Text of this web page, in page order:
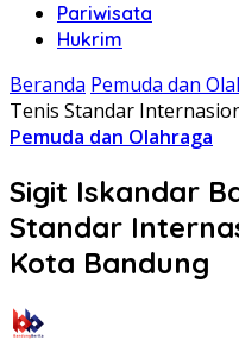
Pariwisata
Hukrim
Beranda Pemuda dan
Tenis Standar
Pemuda dan Olahraga
Sigit Iskandar
Standar
Kota Bandung